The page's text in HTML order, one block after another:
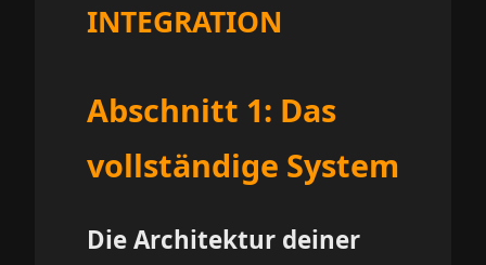
INTEGRATION
Abschnitt 1: Das
vollständige System
Die Architektur deiner